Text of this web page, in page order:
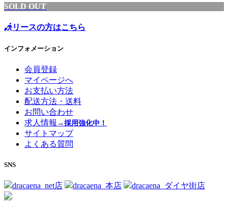
SOLD OUT
リースの方はこちら
インフォメーション
会員登録
マイページへ
お支払い方法
配送方法・送料
お問い合わせ
求人情報 →採用強化中！
サイトマップ
よくある質問
SNS
dracaena_net店 dracaena_本店 dracaena_ダイヤ街店